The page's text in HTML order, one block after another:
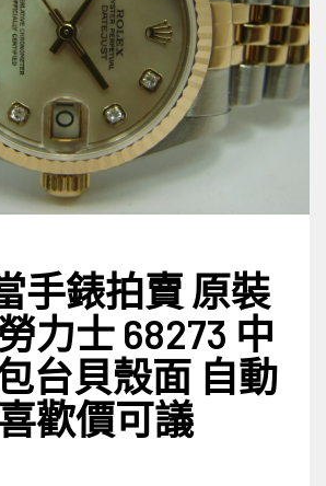
手錶拍賣 原裝
力士 68273 中
台貝殼面 自動
歡價可議